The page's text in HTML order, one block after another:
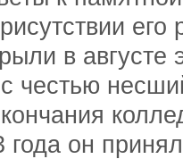
в августе
честью
он